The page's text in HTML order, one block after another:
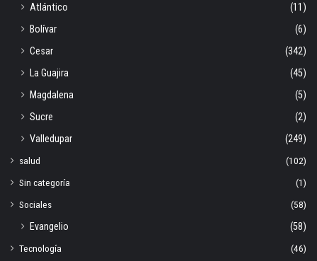
Atlántico
(11)
Bolívar
(6)
Cesar
(342)
La Guajira
(45)
Magdalena
(5)
Sucre
(2)
Valledupar
(249)
salud
(102)
Sin categoría
(1)
Sociales
(58)
Evangelio
(58)
Tecnología
(46)